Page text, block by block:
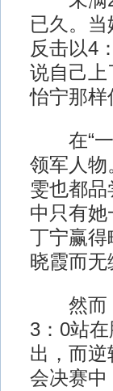
已久。
反击以4
说自己上
怡宁那样
在“一
领军人物
雯也都
中只有
丁宁赢得
晓霞而无
然而，
3：0站
出，而
会决赛中